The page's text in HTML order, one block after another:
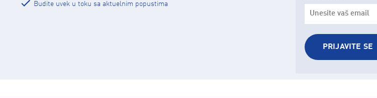
Budite uvek u toku sa aktuelnim popustima
PRIJAVITE SE